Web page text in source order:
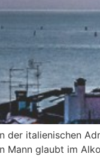
der italienischen
Mann glaubt im